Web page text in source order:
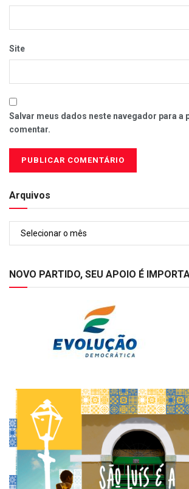
Site
Salvar meus dados neste navegador para a
comentar.
Arquivos
NOVO PARTIDO, SEU APOIO É